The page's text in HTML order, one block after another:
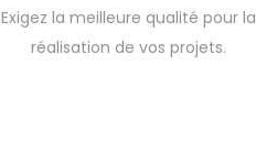
Exigez la meilleure qualité pour la
réalisation de vos projets.